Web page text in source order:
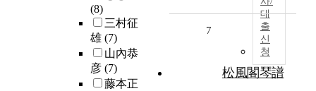
(8)
三村征
雄 (7)
山內恭
彦 (7)
藤本正
대
출
신
청
7
松風閣琴譜